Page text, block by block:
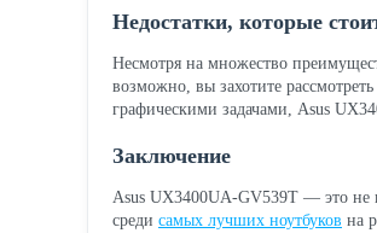
Недостатки, которые
Несмотря на множество
возможно, вы захотите рассмотреть
графическими задачами, Asus
Заключение
Asus UX3400UA-GV539T — это не
среди самых лучших ноутбуков на